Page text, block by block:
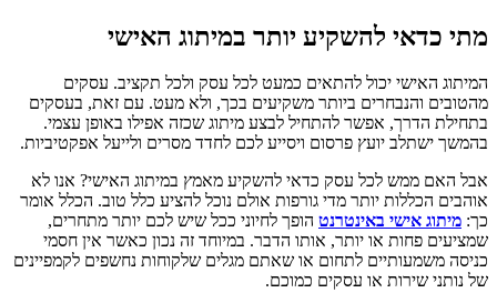
מתי כדאי להשקיע יותר במיתוג האישי
המיתוג האישי יכול להתאים כמעט לכל עסק ולכל תקציב. עסקים
מהטובים והנבחרים ביותר משקיעים בכך, ולא מעט. עם זאת, בעסקים
בתחילת הדרך, אפשר להתחיל לבצע מיתוג שכזה אפילו באופן עצמי.
בהמשך ישתלב יועץ פרסום ויסייע לכם לחדד מסרים ולייעל אפקטיביות.
אבל האם ממש לכל עסק כדאי להשקיע מאמץ במיתוג האישי? אנו לא
אוהבים הכללות יותר מדי גורפות אולם נוכל להציע כלל טוב. הכלל אומר
כך: מיתוג אישי באינטרנט הופך לחיוני ככל שיש לכם יותר מתחרים,
שמציעים פחות או יותר, אותו הדבר. במיוחד זה נכון כאשר אין חסמי
כניסה משמעותיים לתחום או שאתם מגלים שלקוחות נחשפים לקמפיינים
של נותני שירות או עסקים כמוכם.